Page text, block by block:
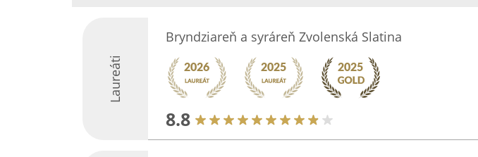
Laureáti
Bryndziareň a syráreň Zvolenská Slatina
8.8